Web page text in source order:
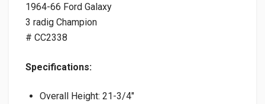
1964-66 Ford Galaxy
3 radig Champion
# CC2338
Specifications:
Overall Height: 21-3/4″